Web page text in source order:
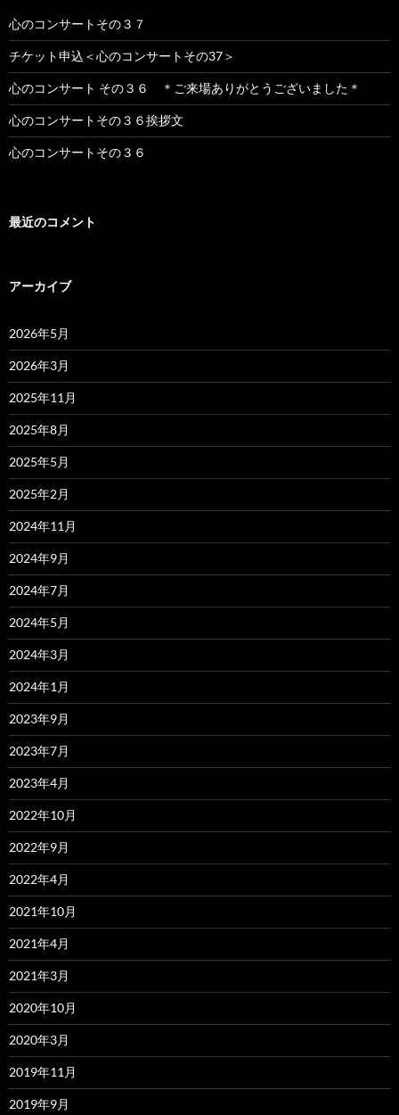
心のコンサートその３７
チケット申込＜心のコンサートその37＞
心のコンサート その３６ ＊ご来場ありがとうございました＊
心のコンサートその３６挨拶文
心のコンサートその３６
最近のコメント
アーカイブ
2026年5月
2026年3月
2025年11月
2025年8月
2025年5月
2025年2月
2024年11月
2024年9月
2024年7月
2024年5月
2024年3月
2024年1月
2023年9月
2023年7月
2023年4月
2022年10月
2022年9月
2022年4月
2021年10月
2021年4月
2021年3月
2020年10月
2020年3月
2019年11月
2019年9月